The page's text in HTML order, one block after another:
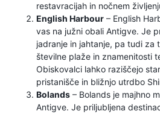
restavracijah in nočnem
English Harbour – English
vas na južni obali Antigve. Je
jadranje in jahtanje, pa tudi za
številne plaže in znamenitosti
Obiskovalci lahko raziščejo
pristanišče in bližnjo utrdbo
Bolands – Bolands je majhno
Antigve. Je priljubljena